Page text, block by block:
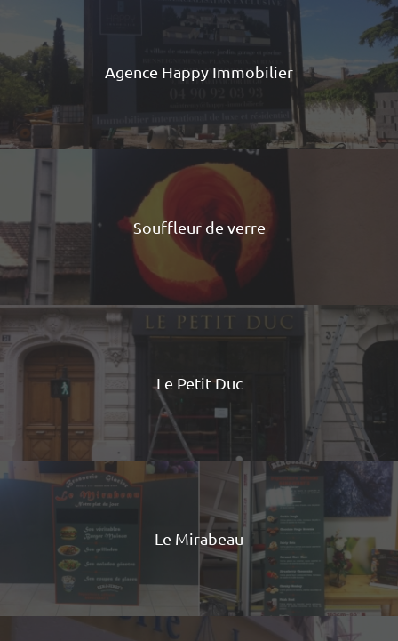
Agence Happy Immobilier
Souffleur de verre
Le Petit Duc
Le Mirabeau